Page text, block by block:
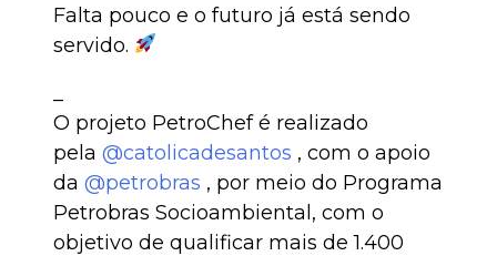
Falta pouco e o futuro já está sendo
servido.
O projeto PetroChef é realizado
pela @catolicadesantos , com o apoio
da @petrobras , por meio do Programa
Petrobras Socioambiental, com o
objetivo de qualificar mais de 1.400